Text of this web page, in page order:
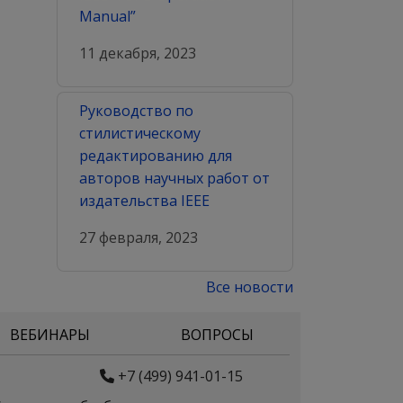
Manual”
11 декабря, 2023
Руководство по
стилистическому
редактированию для
авторов научных работ от
издательства IEEE
27 февраля, 2023
Все новости
ВЕБИНАРЫ ВОПРОСЫ
+7 (499) 941-01-15